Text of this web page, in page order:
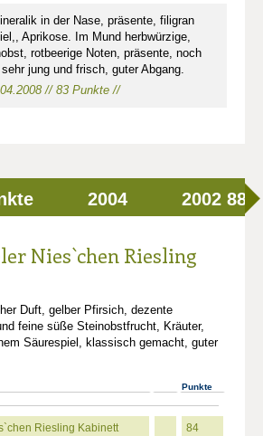
in der Nase, präsente, filigran
Aprikose. Im Mund herbwürzige,
rotbeerige Noten, präsente, noch
jung und frisch, guter Abgang.
// 83 Punkte //
2004 2002 88
Nies`chen Riesling
Duft, gelber Pfirsich, dezente
feine süße Steinobstfrucht, Kräuter,
Säurespiel, klassisch gemacht, guter
Punkte
Riesling Kabinett 84